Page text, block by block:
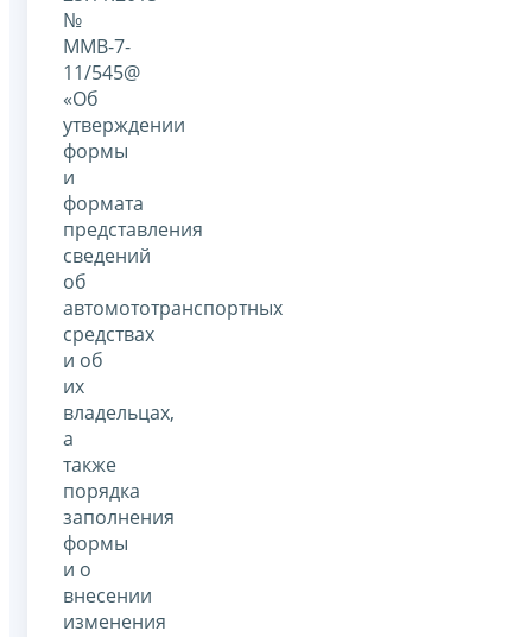
№
ММВ-7-
11/545@
«Об
утверждении
формы
и
формата
представления
сведений
об
автомототранспортных
средствах
и об
их
владельцах,
а
также
порядка
заполнения
формы
и о
внесении
изменения